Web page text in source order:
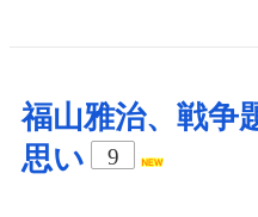
福山雅治、戦争
思い
9